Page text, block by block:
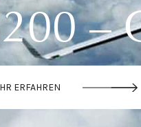
–
ERFAHREN